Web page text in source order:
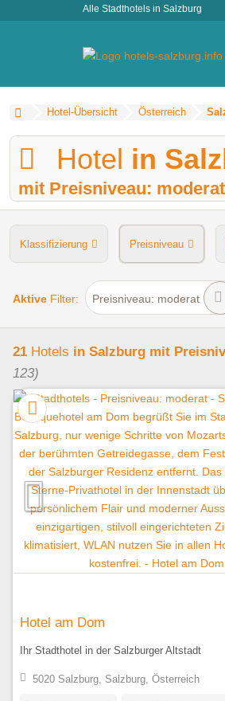
Alle Stadthotels in Salzburg
Hotel-Übersicht Österreich
Hotel in
mit Preisniveau: moderat
Klassifizierung Preisniveau
Aktive Filter: Preisniveau: moderat
21 Hotels in Salzburg mit
123)
Hotel am Dom
Ihr Stadthotel in der Salzburger Altstadt
5020 Salzburg, Salzburg, Österreich